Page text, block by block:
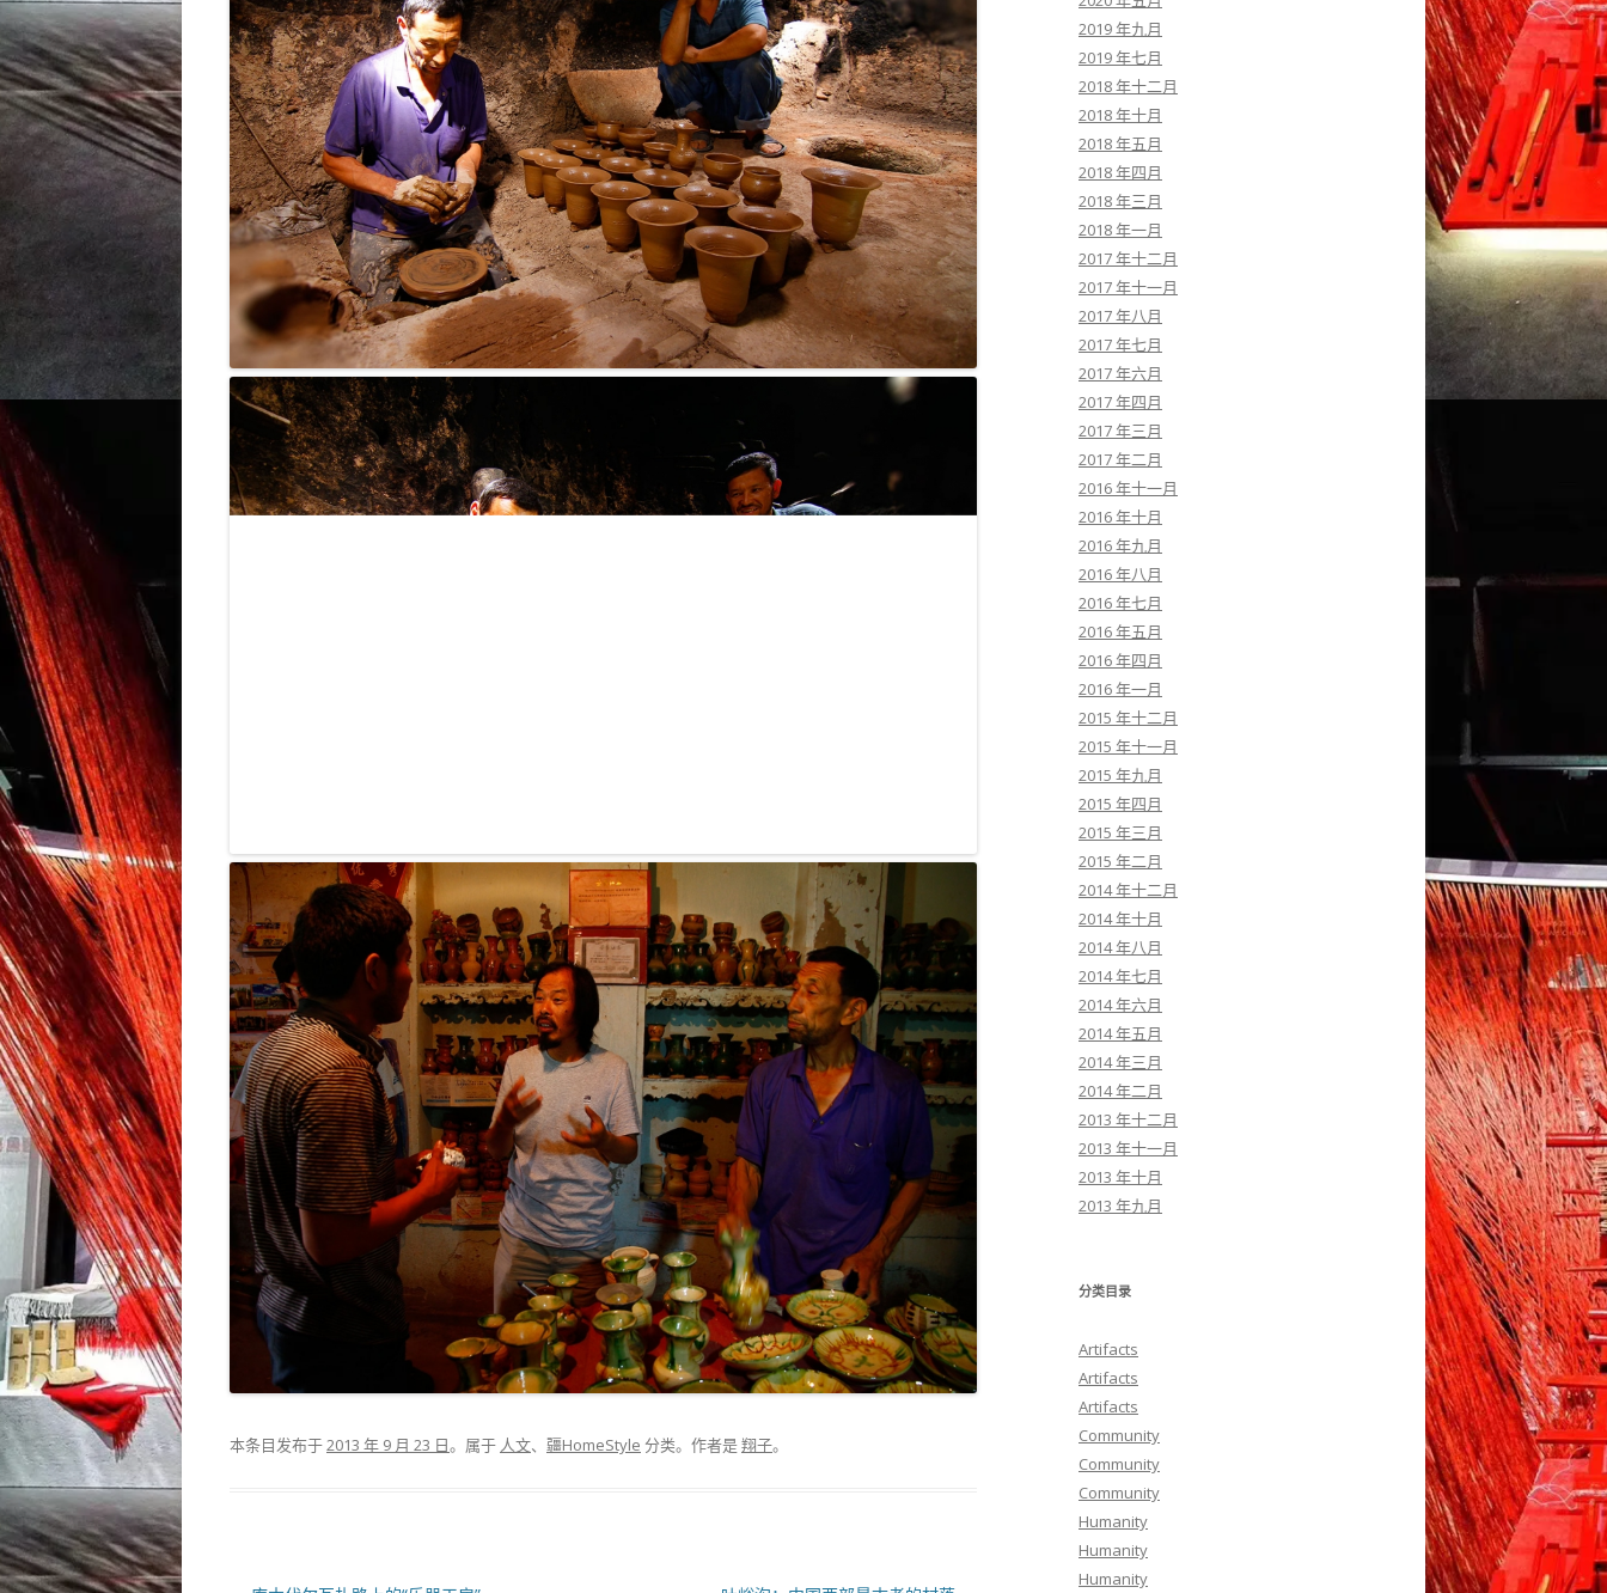
本条目发布于2013 年 9 月 23 日。属于 人文、 疆HomeStyle 分类。 作者是翔子。
2019 年九月
2019 年七月
2018 年十二月
2018 年十月
2018 年五月
2018 年四月
2018 年三月
2018 年一月
2017 年十二月
2017 年十一月
2017 年八月
2017 年七月
2017 年六月
2017 年四月
2017 年三月
2017 年二月
2016 年十一月
2016 年十月
2016 年九月
2016 年八月
2016 年七月
2016 年五月
2016 年四月
2016 年一月
2015 年十二月
2015 年十一月
2015 年九月
2015 年四月
2015 年三月
2015 年二月
2014 年十二月
2014 年十月
2014 年八月
2014 年七月
2014 年六月
2014 年五月
2014 年三月
2014 年二月
2013 年十二月
2013 年十一月
2013 年十月
2013 年九月
分类目录
Artifacts
Artifacts
Artifacts
Community
Community
Community
Humanity
Humanity
Humanity